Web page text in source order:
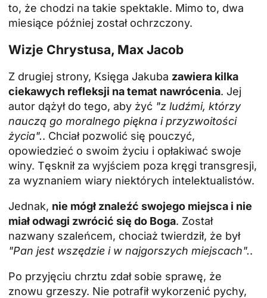
to, że chodzi na takie spektakle. Mimo to, dwa
miesiące później został ochrzczony.
Wizje Chrystusa, Max Jacob
Z drugiej strony, Księga Jakuba zawiera kilka
ciekawych refleksji na temat nawrócenia. Jej
autor dążył do tego, aby żyć "z ludźmi, którzy
nauczą go moralnego piękna i przyzwoitości
życia".. Chciał pozwolić się pouczyć,
opowiedzieć o swoim życiu i opłakiwać swoje
winy. Tęsknił za wyjściem poza kręgi transgresji,
za wyznaniem wiary niektórych intelektualistów.
Jednak, nie mógł znaleźć swojego miejsca i nie
miał odwagi zwrócić się do Boga. Został
nazwany szaleńcem, chociaż twierdził, że był
"Pan jest wszędzie i w najgorszych miejscach"..
Po przyjęciu chrztu zdał sobie sprawę, że
znowu grzeszy. Nie potrafił wykorzenić pychy,